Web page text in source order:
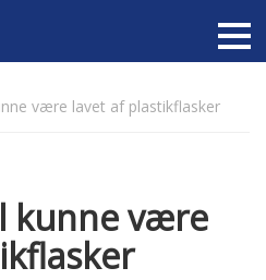
være lavet af plastikflasker
kunne være